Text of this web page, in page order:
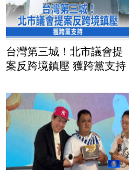
台灣第三城！北市議會提
案反跨境鎮壓 獲跨黨支持